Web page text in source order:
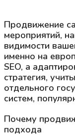
Продвижение
мероприятий,
видимости
именно на
SEO, а
стратегия,
отдельного
систем,
Почему
подхода